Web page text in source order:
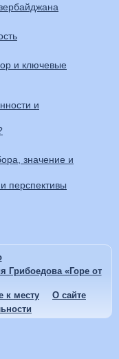
и ключевые
и
значение и
перспективы
Грибоедова «Горе от
к месту
О сайте